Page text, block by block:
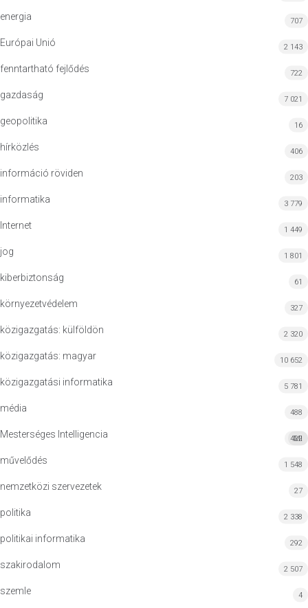
energia 707
Európai Unió 2 143
fenntartható fejlődés 722
gazdaság 7 021
geopolitika 16
hírközlés 406
információ röviden 203
informatika 3 779
Internet 1 449
jog 1 801
kiberbiztonság 61
környezetvédelem 327
közigazgatás: külföldön 2 320
közigazgatás: magyar 10 652
közigazgatási informatika 5 781
média 488
Mesterséges Intelligencia MI
422
művelődés 1 548
nemzetközi szervezetek 27
politika 2 338
politikai informatika 292
szakirodalom 2 507
szemle 4